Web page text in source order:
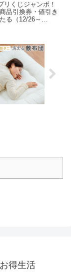
品引換券・値引き
る（12/26～
得生活